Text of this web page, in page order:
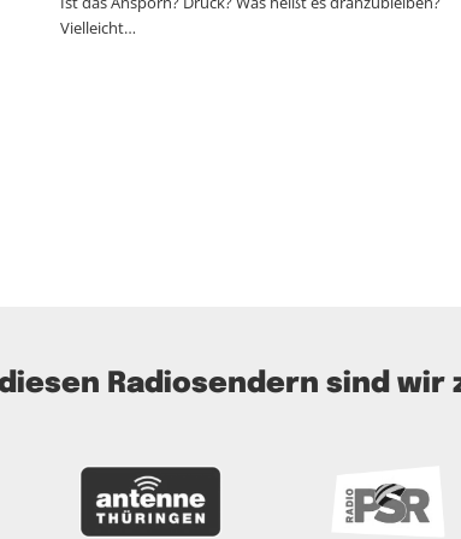
Vielleicht…
Radiosendern sind wir